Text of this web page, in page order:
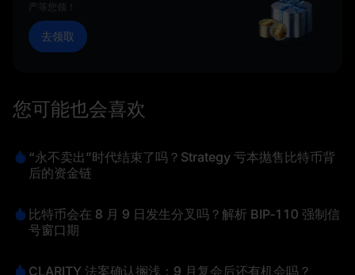
产等您领！
去领取
您可能也会喜欢
“永不卖出”时代结束了吗？Strategy 亏本抛售比特币背
后的资金链
比特币会在 8 月 9 日发生分叉吗？解析 BIP‑110 强制信
号窗口期
CLARITY 法案确认搁浅：9 月复会后还有机会吗？